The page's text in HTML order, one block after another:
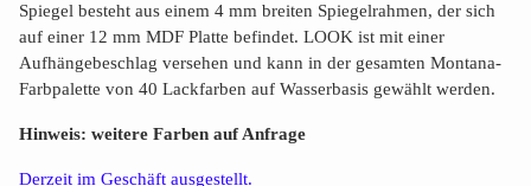
Spiegel besteht aus einem 4 mm breiten Spiegelrahmen, der sich
auf einer 12 mm MDF Platte befindet. LOOK ist mit einer
Aufhängebeschlag versehen und kann in der gesamten Montana-
Farbpalette von 40 Lackfarben auf Wasserbasis gewählt werden.
Hinweis: weitere Farben auf Anfrage
Derzeit im Geschäft ausgestellt.